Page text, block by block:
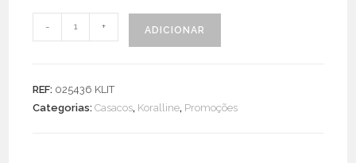
Quantidade
de
Bordado
- + ADICIONAR
REF: 025436 KLIT
Categorias:Casacos, Koralline, Promoções